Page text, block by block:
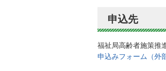
申込先
福祉局高齢者施策推
申込みフォーム（外